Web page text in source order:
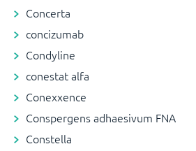
Concerta
concizumab
Condyline
conestat alfa
Conexxence
Conspergens adhaesivum FNA
Constella